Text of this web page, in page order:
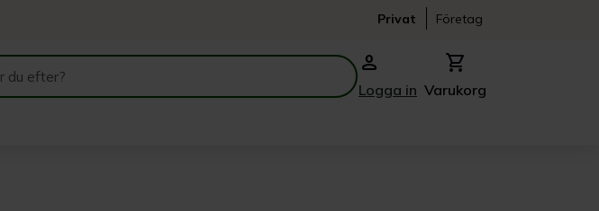
Privat Företag
person
Logga in
shopping_cart
Varukorg